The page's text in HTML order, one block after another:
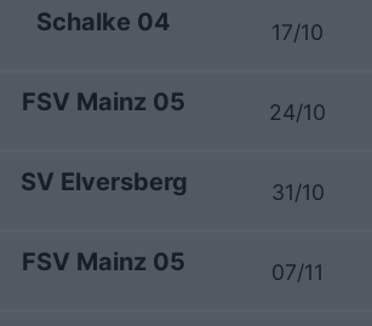
Schalke 04 17/10
FSV Mainz 05 24/10
SV Elversberg 31/10
FSV Mainz 05 07/11